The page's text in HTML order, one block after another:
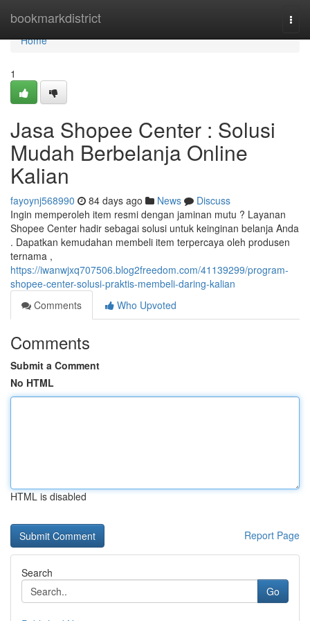
bookmarkdistrict
Home
Home
1
Jasa Shopee Center : Solusi
Mudah Berbelanja Online
Kalian
fayoynj568990 84 days ago News
Discuss
Ingin memperoleh item resmi dengan jaminan mutu ? Layanan
Shopee Center hadir sebagai solusi untuk keinginan belanja Anda
. Dapatkan kemudahan membeli item terpercaya oleh produsen
ternama ,
https://iwanwjxq707506.blog2freedom.com/41139299/program-
shopee-center-solusi-praktis-membeli-daring-kalian
Comments
Who Upvoted
Comments
Submit a Comment
No HTML
HTML is disabled
Report Page
Search
Go